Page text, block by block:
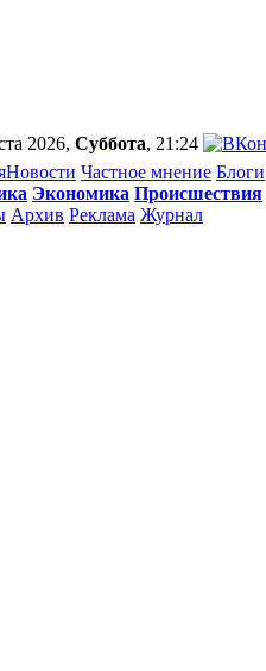
2026, Суббота, 21:24
Новости Частное мнение Блоги
Экономика Происшествия
Архив Реклама Журнал